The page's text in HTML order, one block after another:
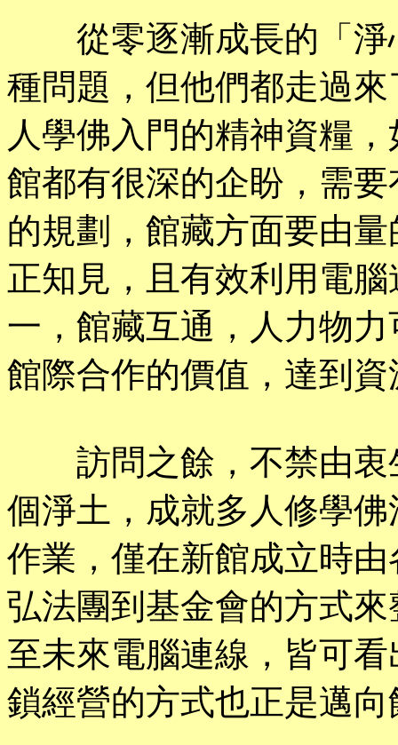
從零逐漸成長的「淨
種問題，但他們都走過
人學佛入門的精神資糧
館都有很深的企盼，需
的規劃，館藏方面要由
正知見，且有效利用電
一，館藏互通，人力物
館際合作的價值，達到
訪問之餘，不禁由衷
個淨土，成就多人修學
作業，僅在新館成立時
弘法團到基金會的方式
至未來電腦連線，皆可
鎖經營的方式也正是邁